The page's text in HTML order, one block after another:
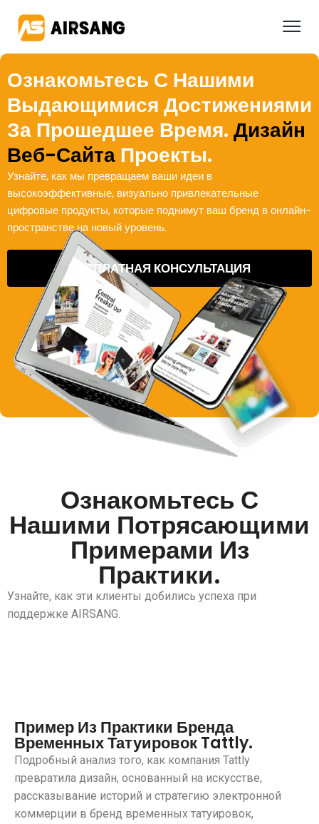
Ознакомьтесь С Нашими
Выдающимися Достижениями
За Прошедшее Время. Дизайн
Веб-Сайта Проекты.
Узнайте, как мы превращаем ваши идеи в
высокоэффективные, визуально привлекательные
цифровые продукты, которые поднимут ваш бренд в онлайн-
пространстве на новый уровень.
БЕСПЛАТНАЯ КОНСУЛЬТАЦИЯ
Ознакомьтесь С
Нашими Потрясающими
Примерами Из
Практики.
Узнайте, как эти клиенты добились успеха при
поддержке AIRSANG.
Пример Из Практики Бренда
Временных Татуировок Tattly.
Подробный анализ того, как компания Tattly
превратила дизайн, основанный на искусстве,
рассказывание историй и стратегию электронной
коммерции в бренд временных татуировок,